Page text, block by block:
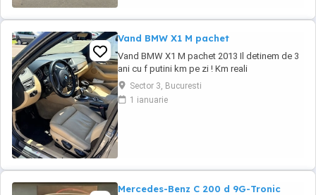
Vand BMW X1 M pachet
Vand BMW X1 M pachet 2013 Il detinem de 3
ani cu f putini km pe zi ! Km reali
235.000,accept orice test ! BMW X1 M
PACHET An 2013 Euro 5 Motorizare 2.0 Diesel
Cutie automata Steptronic 8+1 trepte
Sector 3, Bucuresti
1 ianuarie
Mercedes-Benz C 200 d 9G-Tronic